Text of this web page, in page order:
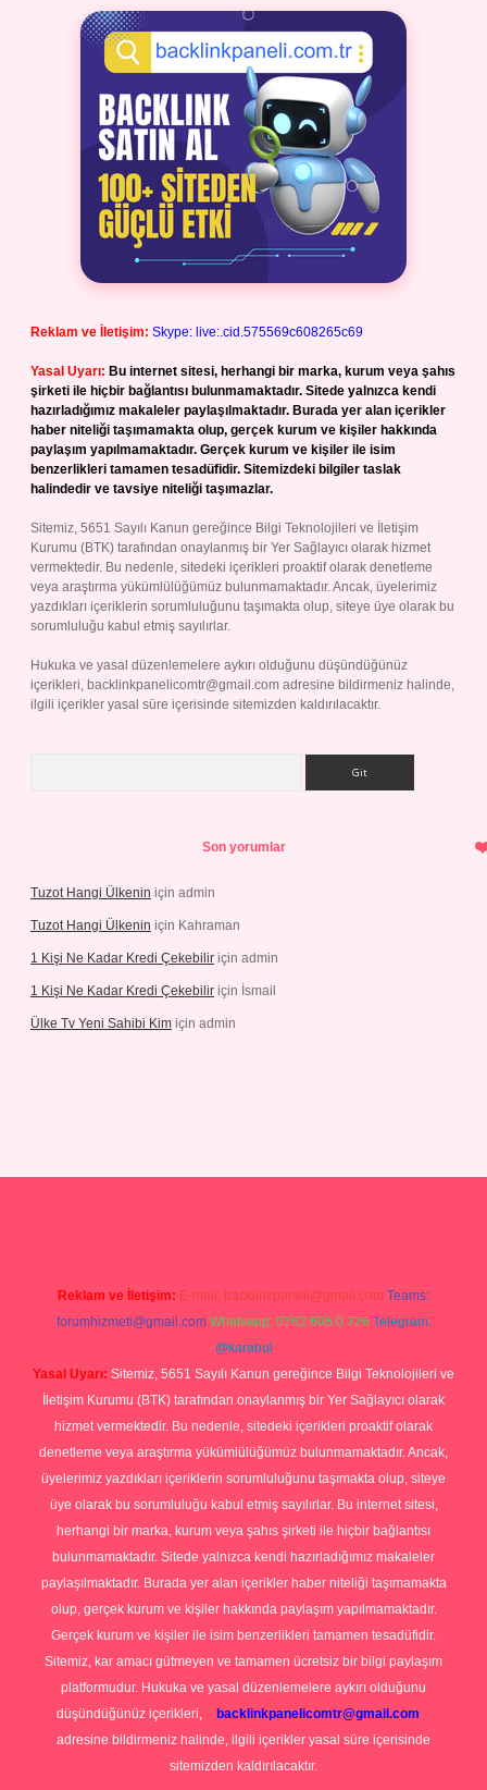
Reklam ve İletişim: Skype: live:.cid.575569c608265c69
Yasal Uyarı: Bu internet sitesi, herhangi bir marka, kurum veya şahıs
şirketi ile hiçbir bağlantısı bulunmamaktadır. Sitede yalnızca kendi
hazırladığımız makaleler paylaşılmaktadır. Burada yer alan içerikler
haber niteliği taşımamakta olup, gerçek kurum ve kişiler hakkında
paylaşım yapılmamaktadır. Gerçek kurum ve kişiler ile isim
benzerlikleri tamamen tesadüfidir. Sitemizdeki bilgiler taslak
halindedir ve tavsiye niteliği taşımazlar.
Sitemiz, 5651 Sayılı Kanun gereğince Bilgi Teknolojileri ve İletişim
Kurumu (BTK) tarafından onaylanmış bir Yer Sağlayıcı olarak hizmet
vermektedir. Bu nedenle, sitedeki içerikleri proaktif olarak denetleme
veya araştırma yükümlülüğümüz bulunmamaktadır. Ancak, üyelerimiz
yazdıkları içeriklerin sorumluluğunu taşımakta olup, siteye üye olarak bu
sorumluluğu kabul etmiş sayılırlar.
Hukuka ve yasal düzenlemelere aykırı olduğunu düşündüğünüz
içerikleri, backlinkpanelicomtr@gmail.com adresine bildirmeniz halinde,
ilgili içerikler yasal süre içerisinde sitemizden kaldırılacaktır.
Son yorumlar
Tuzot Hangi Ülkenin için admin
Tuzot Hangi Ülkenin için Kahraman
1 Kişi Ne Kadar Kredi Çekebilir için admin
1 Kişi Ne Kadar Kredi Çekebilir için İsmail
Ülke Tv Yeni Sahibi Kim için admin
Reklam ve İletişim: E-mail: backlinkpaneli@gmail.com Teams:
forumhizmeti@gmail.com Whatsapp: 0262 606 0 726 Telegram:
@karabul
Yasal Uyarı: Sitemiz, 5651 Sayılı Kanun gereğince Bilgi Teknolojileri ve
İletişim Kurumu (BTK) tarafından onaylanmış bir Yer Sağlayıcı olarak
hizmet vermektedir. Bu nedenle, sitedeki içerikleri proaktif olarak
denetleme veya araştırma yükümlülüğümüz bulunmamaktadır. Ancak,
üyelerimiz yazdıkları içeriklerin sorumluluğunu taşımakta olup, siteye
üye olarak bu sorumluluğu kabul etmiş sayılırlar. Bu internet sitesi,
herhangi bir marka, kurum veya şahıs şirketi ile hiçbir bağlantısı
bulunmamaktadır. Sitede yalnızca kendi hazırladığımız makaleler
paylaşılmaktadır. Burada yer alan içerikler haber niteliği taşımamakta
olup, gerçek kurum ve kişiler hakkında paylaşım yapılmamaktadır.
Gerçek kurum ve kişiler ile isim benzerlikleri tamamen tesadüfidir.
Sitemiz, kar amacı gütmeyen ve tamamen ücretsiz bir bilgi paylaşım
platformudur. Hukuka ve yasal düzenlemelere aykırı olduğunu
düşündüğünüz içerikleri,
backlinkpanelicomtr@gmail.com
adresine bildirmeniz halinde, ilgili içerikler yasal süre içerisinde
sitemizden kaldırılacaktır.